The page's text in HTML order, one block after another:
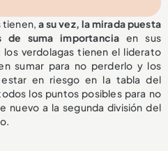
tienen, a su vez, la mirada puesta
suma importancia en sus
verdolagas tienen el liderato
sumar para no perderlo y los
en riesgo en la tabla del
los puntos posibles para no
nuevo a la segunda división del